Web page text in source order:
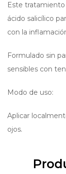
Este
ácido salicílico
con la
Formulado sin
sensibles con
Modo de uso:
Aplicar
ojos.